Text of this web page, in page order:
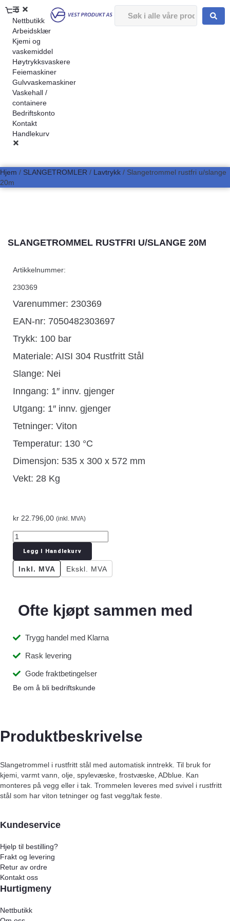
0
Nettbutikk
Arbeidsklær
Kjemi og
vaskemiddel
Høytrykksvaskere
Feiemaskiner
Gulvvaskemaskiner
Vaskehall /
containere
Bedriftskonto
Kontakt
Handlekurv
Hjem / SLANGETROMLER / Lavtrykk / Slangetrommel rustfri u/slange
20m
SLANGETROMMEL RUSTFRI U/SLANGE 20M
Artikkelnummer:
230369
Varenummer: 230369
EAN-nr: 7050482303697
Trykk: 100 bar
Materiale: AISI 304 Rustfritt Stål
Slange: Nei
Inngang: 1″ innv. gjenger
Utgang: 1″ innv. gjenger
Tetninger: Viton
Temperatur: 130 °C
Dimensjon: 535 x 300 x 572 mm
Vekt: 28 Kg
kr 22.796,00 (inkl. MVA)
Legg I Handlekurv
Inkl. MVA Ekskl. MVA
Ofte kjøpt sammen med
Trygg handel med Klarna
Rask levering
Gode fraktbetingelser
Be om å bli bedriftskunde
Produktbeskrivelse
Slangetrommel i rustfritt stål med automatisk inntrekk. Til bruk for
kjemi, varmt vann, olje, spylevæske, frostvæske, ADblue. Kan
monteres på vegg eller i tak. Trommelen leveres med svivel i rustfritt
stål som har viton tetninger og fast vegg/tak feste.
Kundeservice
Hjelp til bestilling?
Frakt og levering
Retur av ordre
Kontakt oss
Hurtigmeny
Nettbutikk